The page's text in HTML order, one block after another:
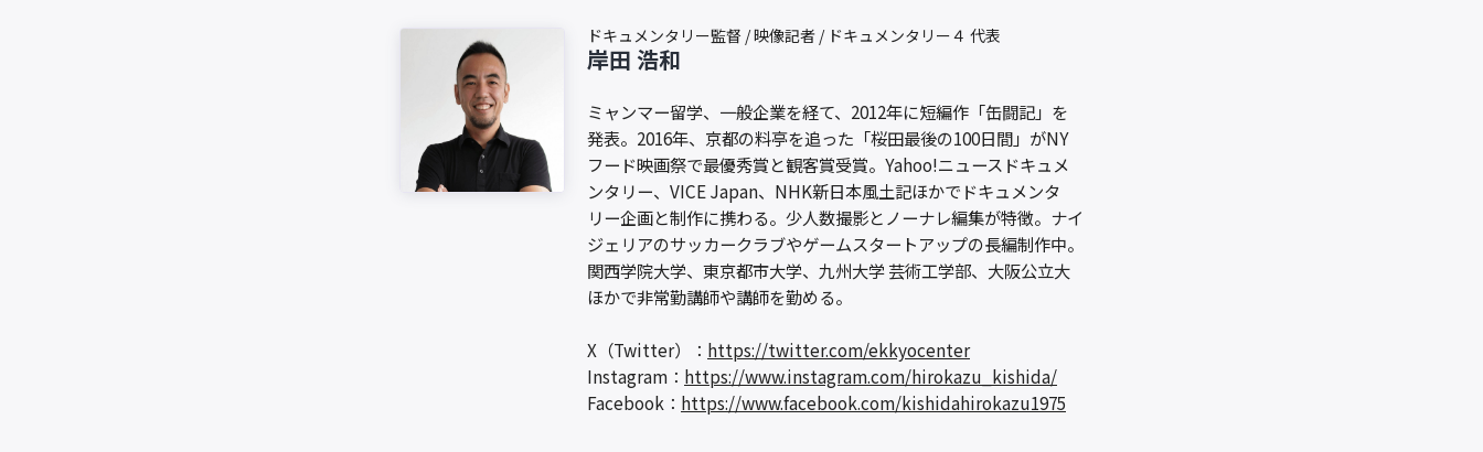
ドキュメンタリー監督 / 映像記者 / ドキュメンタリー４ 代表
岸田 浩和
ミャンマー留学、一般企業を経て、2012年に短編作「缶闘記」を
発表。2016年、京都の料亭を追った「桜田最後の100日間」がNY
フード映画祭で最優秀賞と観客賞受賞。Yahoo!ニュースドキュメ
ンタリー、VICE Japan、NHK新日本風土記ほかでドキュメンタ
リー企画と制作に携わる。少人数撮影とノーナレ編集が特徴。ナイ
ジェリアのサッカークラブやゲームスタートアップの長編制作中。
関西学院大学、東京都市大学、九州大学 芸術工学部、大阪公立大
ほかで非常勤講師や講師を勤める。
X（Twitter）： https://twitter.com/ekkyocenter
Instagram： https://www.instagram.com/hirokazu_kishida/
Facebook： https://www.facebook.com/kishidahirokazu1975